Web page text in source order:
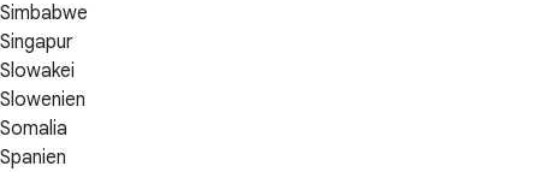
Simbabwe
Singapur
Slowakei
Slowenien
Somalia
Spanien